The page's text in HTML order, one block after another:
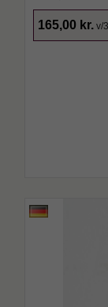
165,00 kr. v/